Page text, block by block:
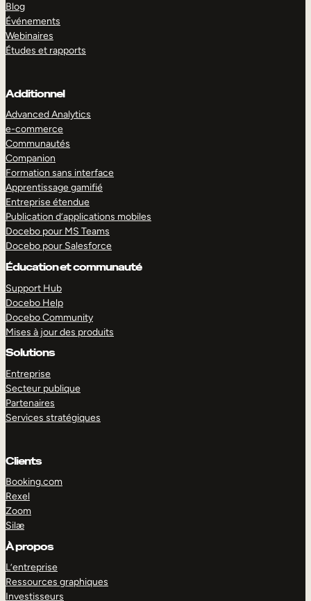
Blog
Événements
Webinaires
Études et rapports
Additionnel
Advanced Analytics
e-commerce
Communautés
Companion
Formation sans interface
Apprentissage gamifié
Entreprise étendue
Publication d’applications mobiles
Docebo pour MS Teams
Docebo pour Salesforce
Éducation et communauté
Support Hub
Docebo Help
Docebo Community
Mises à jour des produits
Solutions
Entreprise
Secteur publique
Partenaires
Services stratégiques
Clients
Booking.com
Rexel
Zoom
Silæ
À propos
L’entreprise
Ressources graphiques
Investisseurs